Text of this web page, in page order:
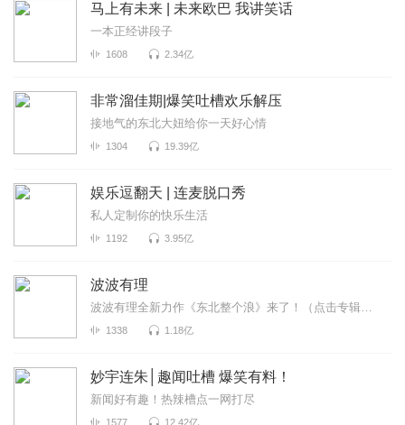
马上有未来 | 未来欧巴 我讲笑话
一本正经讲段子
1608 2.34亿
非常溜佳期|爆笑吐槽欢乐解压
接地气的东北大妞给你一天好心情
1304 19.39亿
娱乐逗翻天 | 连麦脱口秀
私人定制你的快乐生活
1192 3.95亿
波波有理
波波有理全新力作《东北整个浪》来了！（点击专辑名即刻收听）这是一场来自东北的脱口秀嘉年华，波波笑...
1338 1.18亿
妙宇连朱│趣闻吐槽 爆笑有料！
新闻好有趣！热辣槽点一网打尽
1577 12.42亿